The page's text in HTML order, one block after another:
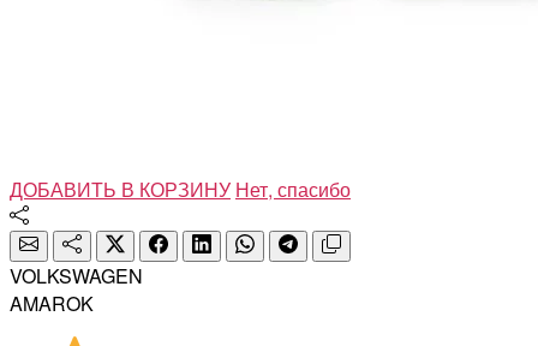
ДОБАВИТЬ В КОРЗИНУ Нет, спасибо
VOLKSWAGEN
AMAROK